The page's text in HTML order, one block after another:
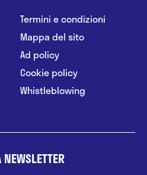
Termini e condizioni
Mappa del sito
Ad policy
Cookie policy
Whistleblowing